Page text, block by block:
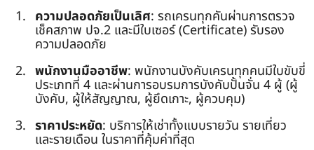
ความปลอดภัยเป็นเลิศ: รถเครนทุกคันผ่านการตรวจ
เช็คสภาพ ปจ.2 และมีใบเซอร์ (Certificate) รับรอง
ความปลอดภัย
พนักงานมืออาชีพ: พนักงานบังคับเครนทุกคนมีใบขับขี่
ประเภทที่ 4 และผ่านการอบรมการบังคับปั้นจั่น 4 ผู้ (ผู้
บังคับ, ผู้ให้สัญญาณ, ผู้ยึดเกาะ, ผู้ควบคุม)
ราคาประหยัด: บริการให้เช่าทั้งแบบรายวัน รายเที่ยว
และรายเดือน ในราคาที่คุ้มค่าที่สุด